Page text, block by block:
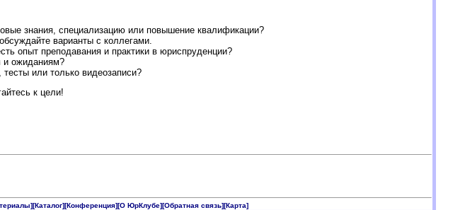
знания, специализацию или повышение квалификации?
варианты с коллегами.
опыт преподавания и практики в юриспруденции?
и ожиданиям?
или только видеозаписи?
к цели!
[Каталог][Конференция][О ЮрКлубе][Обратная связь][Карта]